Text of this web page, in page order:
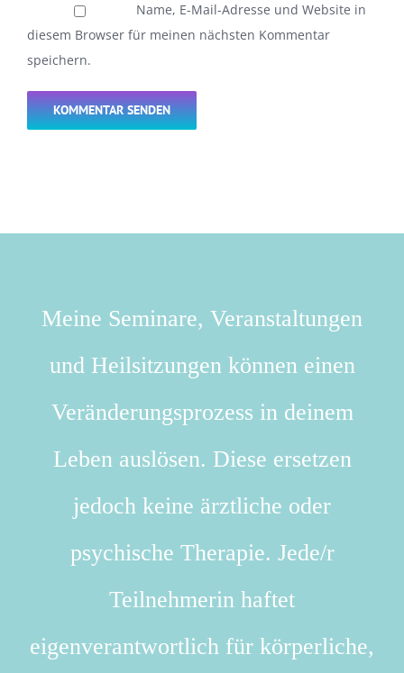
Name, E-Mail-Adresse und Website in
diesem Browser für meinen nächsten Kommentar
speichern.
Meine Seminare, Veranstaltungen
und Heilsitzungen können einen
Veränderungsprozess in deinem
Leben auslösen. Diese ersetzen
jedoch keine ärztliche oder
psychische Therapie. Jede/r
Teilnehmerin haftet
eigenverantwortlich für körperliche,